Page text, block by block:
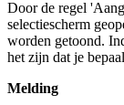
Door de regel
selectiescherm
worden getoond.
het zijn dat je
Melding